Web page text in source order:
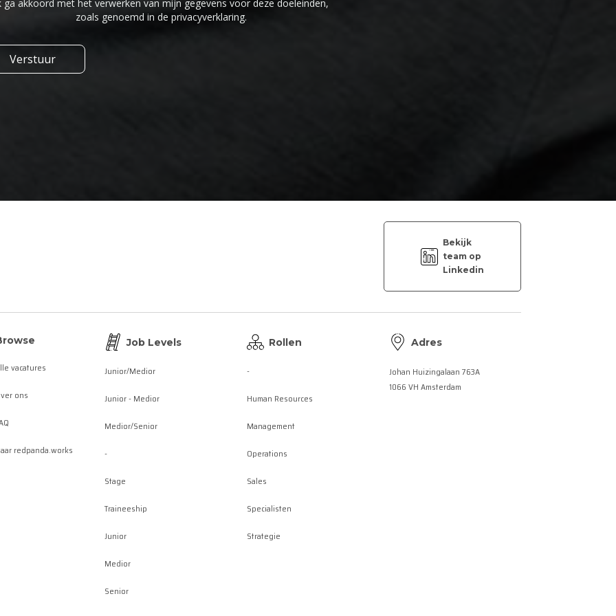
ga akkoord met het verwerken van mijn gegevens voor deze doeleinden,
zoals genoemd in de privacyverklaring.
Bekijk
team op
Linkedin
vacatures
ons
redpanda.works
Job Levels
Junior/Medior
Junior - Medior
Medior/Senior
-
Stage
Traineeship
Junior
Medior
Senior
Rollen
-
Human Resources
Management
Operations
Sales
Specialisten
Strategie
Adres
Johan Huizingalaan 763A
1066 VH Amsterdam